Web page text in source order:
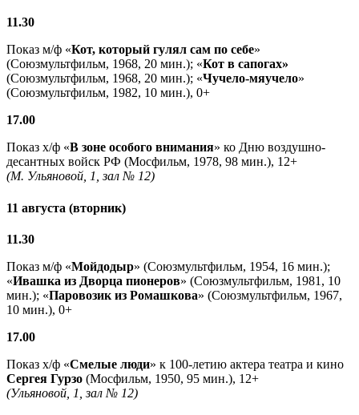
11.30
Показ м/ф «Кот, который гулял сам по себе»
(Союзмультфильм, 1968, 20 мин.); «Кот в сапогах»
(Союзмультфильм, 1968, 20 мин.); «Чучело-мяучело»
(Союзмультфильм, 1982, 10 мин.), 0+
17.00
Показ х/ф «В зоне особого внимания» ко Дню воздушно-
десантных войск РФ (Мосфильм, 1978, 98 мин.), 12+
(М. Ульяновой, 1, зал № 12)
11 августа (вторник)
11.30
Показ м/ф «Мойдодыр» (Союзмультфильм, 1954, 16 мин.);
«Ивашка из Дворца пионеров» (Союзмультфильм, 1981, 10
мин.); «Паровозик из Ромашкова» (Союзмультфильм, 1967,
10 мин.), 0+
17.00
Показ х/ф «Смелые люди» к 100-летию актера театра и кино
Сергея Гурзо (Мосфильм, 1950, 95 мин.), 12+
(Ульяновой, 1, зал № 12)